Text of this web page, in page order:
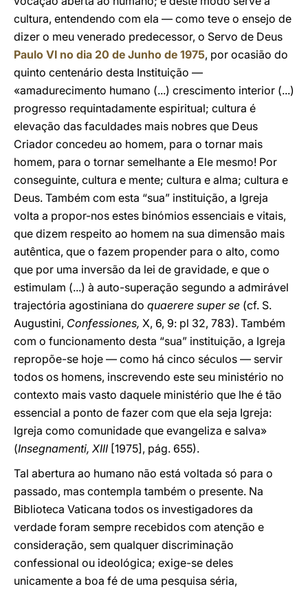
cultura, entendendo com ela — como teve o ensejo de
dizer o meu venerado predecessor, o Servo de Deus
Paulo VI no dia 20 de Junho de 1975, por ocasião do
quinto centenário desta Instituição —
«amadurecimento humano (...) crescimento interior (...)
progresso requintadamente espiritual; cultura é
elevação das faculdades mais nobres que Deus
Criador concedeu ao homem, para o tornar mais
homem, para o tornar semelhante a Ele mesmo! Por
conseguinte, cultura e mente; cultura e alma; cultura e
Deus. Também com esta “sua” instituição, a Igreja
volta a propor-nos estes binómios essenciais e vitais,
que dizem respeito ao homem na sua dimensão mais
autêntica, que o fazem propender para o alto, como
que por uma inversão da lei de gravidade, e que o
estimulam (...) à auto-superação segundo a admirável
trajectória agostiniana do quaerere super se (cf. S.
Augustini, Confessiones, X, 6, 9: pl 32, 783). Também
com o funcionamento desta “sua” instituição, a Igreja
repropõe-se hoje — como há cinco séculos — servir
todos os homens, inscrevendo este seu ministério no
contexto mais vasto daquele ministério que lhe é tão
essencial a ponto de fazer com que ela seja Igreja:
Igreja como comunidade que evangeliza e salva»
(Insegnamenti, XIII [1975], pág. 655).
Tal abertura ao humano não está voltada só para o
passado, mas contempla também o presente. Na
Biblioteca Vaticana todos os investigadores da
verdade foram sempre recebidos com atenção e
consideração, sem qualquer discriminação
confessional ou ideológica; exige-se deles
unicamente a boa fé de uma pesquisa séria,